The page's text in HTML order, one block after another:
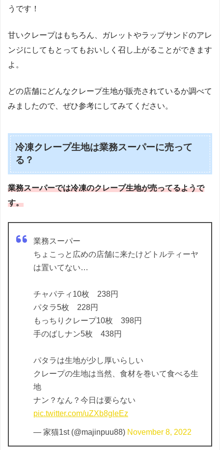
うです！
甘いクレープはもちろん、ガレットやラップサンドのアレ
ンジにしてもとってもおいしく召し上がることができます
よ。
どの店舗にどんなクレープ生地が販売されているか調べて
みましたので、ぜひ参考にしてみてください。
冷凍クレープ生地は業務スーパーに売って
る？
業務スーパーでは冷凍のクレープ生地が売ってるようで
す。
業務スーパー
ちょこっと広めの店舗に来たけどトルティーヤ
は置いてない…
チャパティ10枚 238円
パタラ5枚 228円
もっちりクレープ10枚 398円
手のばしナン5枚 438円
パタラは生地が少し厚いらしい
クレープの生地は当然、食材を巻いて食べる生
地
ナン？なん？今日は要らない
pic.twitter.com/uZXb8gleEz
— 家猫1st (@majinpuu88) November 8, 2022